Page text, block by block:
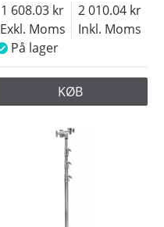
Exkl. Moms
1 608.03
Inkl. Moms
2 010.04
På lager
KØB